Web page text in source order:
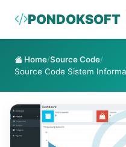
PONDOKSOFT
Home/Source Code/
Source Code Sistem